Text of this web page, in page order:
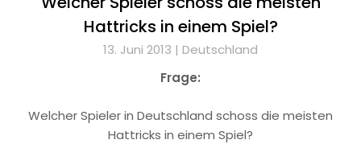
Hattricks in einem Spiel?
13. Juni 2013 | Deutschland
Frage:
Welcher Spieler in Deutschland schoss die meisten
Hattricks in einem Spiel?